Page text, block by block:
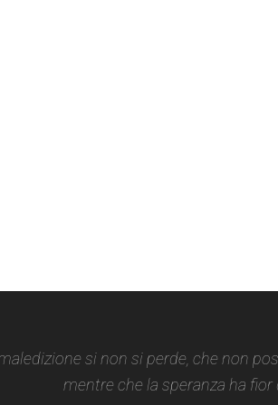
si non si perde, che non
mentre che la speranza ha fior